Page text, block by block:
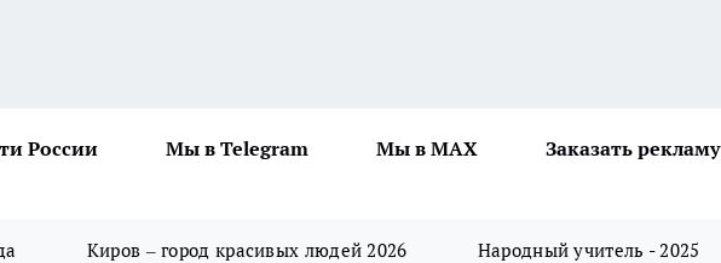
России Мы в Telegram Мы в MAX
Заказать рекламу
Киров – город красивых людей 2026 Народный учитель - 2025